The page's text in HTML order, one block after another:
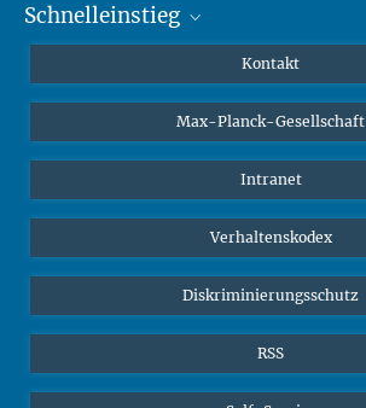
Mastodon
Schnelleinstieg
Studierende
Schüler*innen
Öffentlichkeit
Alumnae | Alumni
Kontakt
Max-Planck-Gesellschaft
Intranet
Verhaltenskodex
Diskriminierungsschutz
RSS